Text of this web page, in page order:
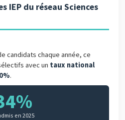
IEP du réseau Sciences
candidats chaque année, ce
avec un taux national
.
en 2025